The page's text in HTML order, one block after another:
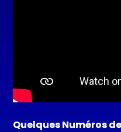
Quelques Numéros